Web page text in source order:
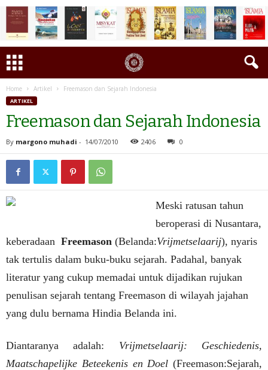
Home Artikel Freemason dan Sejarah Indonesia
ARTIKEL
Freemason dan Sejarah Indonesia
By margono muhadi - 14/07/2010 2406 0
Meski ratusan tahun
beroperasi di Nusantara,
keberadaan Freemason (Belanda:Vrijmetselaarij), nyaris
tak tertulis dalam buku-buku sejarah. Padahal, banyak
literatur yang cukup memadai untuk dijadikan rujukan
penulisan sejarah tentang Freemason di wilayah jajahan
yang dulu bernama Hindia Belanda ini.
Diantaranya adalah: Vrijmetselaarij: Geschiedenis,
Maatschapelijke Beteekenis en Doel (Freemason:Sejarah,